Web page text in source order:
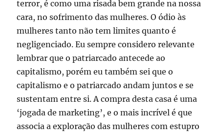
terror, é como uma risada bem grande na nossa
cara, no sofrimento das mulheres. O ódio às
mulheres tanto não tem limites quanto é
negligenciado. Eu sempre considero relevante
lembrar que o patriarcado antecede ao
capitalismo, porém eu também sei que o
capitalismo e o patriarcado andam juntos e se
sustentam entre si. A compra desta casa é uma
‘jogada de marketing’, e o mais incrível é que
associa a exploração das mulheres com estupro